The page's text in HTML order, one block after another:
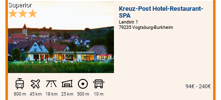
Kreuz-Post Hotel-Restaurant-
SPA
Landstr. 1
79235 Vogtsburg-Burkheim
Superior
800 m 45 km 18 km 25 km 500 m 10 m
94€ - 240€